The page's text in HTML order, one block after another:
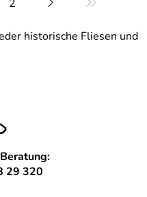
2
historische Fliesen und
29 320